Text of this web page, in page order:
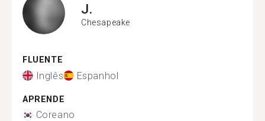
J.
Chesapeake
FLUENTE
Inglês Espanhol
APRENDE
Coreano